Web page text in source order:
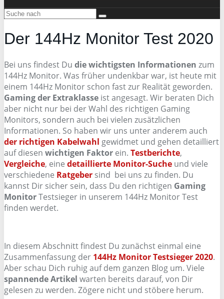
Der 144Hz Monitor Test 2020
Bei uns findest Du die wichtigsten Informationen zum
144Hz Monitor. Was früher undenkbar war, ist heute mit
einem 144Hz Monitor schon fast zur Realität geworden.
Gaming der Extraklasse ist angesagt. Wir beraten Dich
aber nicht nur bei der Wahl des richtigen Gaming
Monitors, sondern auch bei vielen zusätzlichen
Informationen. So haben wir uns unter anderem auch
der richtigen Kabelwahl gewidmet und gehen detailliert
auf diesen wichtigen Faktor ein. Testberichte,
Vergleiche, eine detaillierte Monitor-Suche und viele
verschiedene Ratgeber sind bei uns zu finden. Du
kannst Dir sicher sein, dass Du den richtigen Gaming
MonitorTestsieger in unserem 144Hz Monitor Test
finden werdet.
In diesem Abschnitt findest Du zunächst einmal eine
Zusammenfassung der 144Hz Monitor Testsieger 2020.
Aber schau Dich ruhig auf dem ganzen Blog um. Viele
spannende Artikel warten bereits darauf, von Dir
gelesen zu werden. Zögere nicht und stöbere herum.